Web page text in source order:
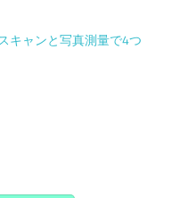
キャンと写真測量で4つ